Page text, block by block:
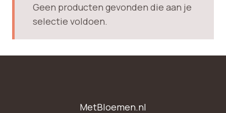
Geen producten gevonden die aan je
selectie voldoen.
MetBloemen.nl